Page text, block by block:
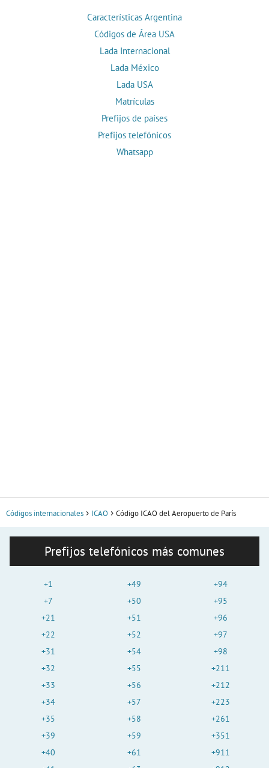
Características Argentina
Códigos de Área USA
Lada Internacional
Lada México
Lada USA
Matrículas
Prefijos de países
Prefijos telefónicos
Whatsapp
Códigos internacionales ICAO Código ICAO del Aeropuerto de París
Prefijos telefónicos más comunes
+1
+7
+21
+22
+31
+32
+33
+34
+35
+39
+40
+49
+50
+51
+52
+54
+55
+56
+57
+58
+59
+61
+94
+95
+96
+97
+98
+211
+212
+223
+261
+351
+911